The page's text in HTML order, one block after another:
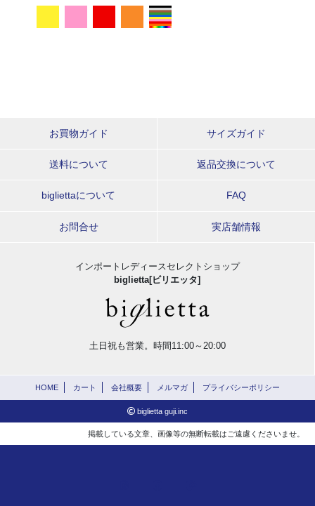
お買物ガイド サイズガイド
送料について 返品交換について
bigliettaについて FAQ
お問合せ 実店舗情報
インポートレディースセレクトショップ
biglietta[ビリエッタ]
土日祝も営業。時間11:00～20:00
HOME カート 会社概要 メルマガ プライバシーポリシー
biglietta guji.inc
掲載している文章、画像等の無断転載はご遠慮くださいませ。